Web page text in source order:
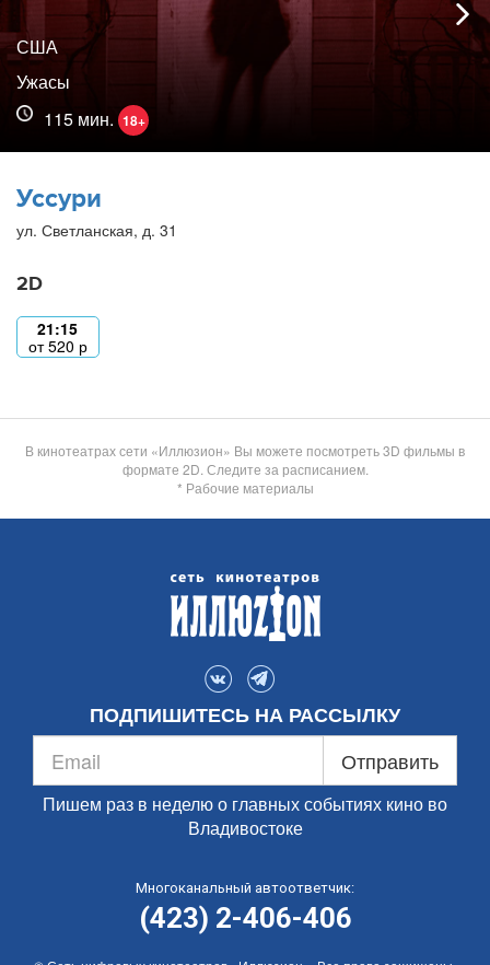
США
Ужасы
115 мин. 18+
Уссури
ул. Светланская, д. 31
2D
21:15
от520 р
В кинотеатрах сети «Иллюзион» Вы можете посмотреть 3D фильмы в
формате 2D. Следите за расписанием.
* Рабочие материалы
ПОДПИШИТЕСЬ НА РАССЫЛКУ
Отправить
Пишем раз в неделю о главных событиях кино во
Владивостоке
Многоканальный автоответчик:
(423) 2-406-406